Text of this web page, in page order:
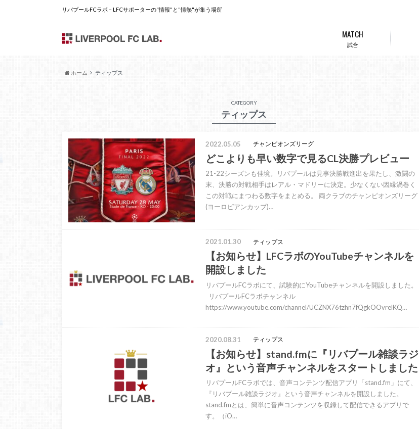
リバプールFCラボ – LFCサポーターの"情報"と"情熱"が集う場所
試合
MATCH
ホーム ティップス
CATEGORY
ティップス
2022.05.05 チャンピオンズリーグ
どこよりも早い数字で見るCL決勝プレビュー
21-22シーズンも佳境。リバプールは見事決勝戦進出を果たし、激闘の
末、決勝の対戦相手はレアル・マドリーに決定。少なくない因縁渦巻く
この対戦にまつわる数字をまとめる。 両クラブのチャンピオンズリーグ
(ヨーロピアンカップ)…
2021.01.30 ティップス
【お知らせ】LFCラボのYouTubeチャンネルを
開設しました
リバプールFCラボにて、試験的にYouTubeチャンネルを開設しました。
リバプールFCラボチャンネル
https://www.youtube.com/channel/UCZNX76tzhn7fQgkOOvrelKQ…
2020.08.31 ティップス
【お知らせ】stand.fmに『リバプール雑談ラジ
オ』という音声チャンネルをスタートしました
リバプールFCラボでは、音声コンテンツ配信アプリ「stand.fm」にて、
『リバプール雑談ラジオ』という音声チャンネルを開設しました。
stand.fmとは、簡単に音声コンテンツを収録して配信できるアプリで
す。（iO…